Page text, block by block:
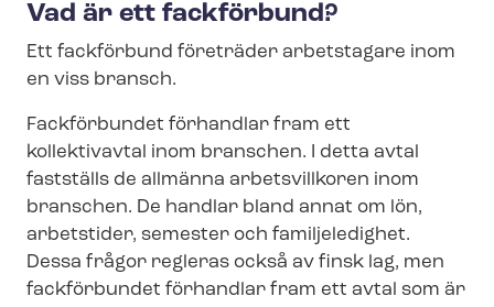
Vad är ett fackförbund?
Ett fackförbund företräder arbetstagare inom
en viss bransch.
Fackförbundet förhandlar fram ett
kollektivavtal inom branschen. I detta avtal
fastställs de allmänna arbetsvillkoren inom
branschen. De handlar bland annat om lön,
arbetstider, semester och familjeledighet.
Dessa frågor regleras också av finsk lag, men
fackförbundet förhandlar fram ett avtal som är